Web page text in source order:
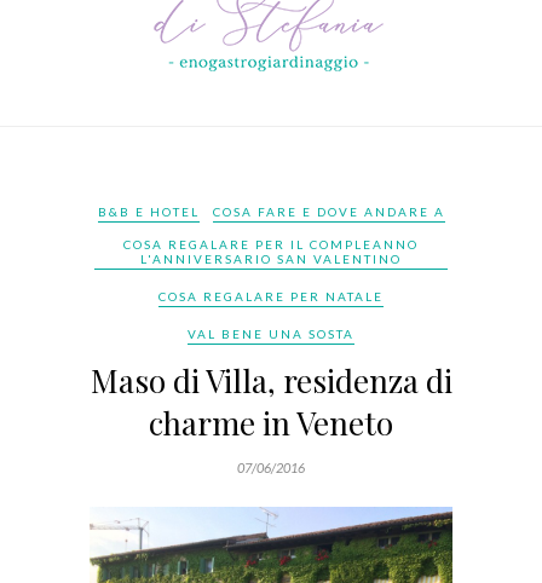
B&B E HOTEL COSA FARE E DOVE ANDARE A
COSA REGALARE PER IL COMPLEANNO
L'ANNIVERSARIO SAN VALENTINO
COSA REGALARE PER NATALE
VAL BENE UNA SOSTA
Maso di Villa, residenza di
charme in Veneto
07/06/2016